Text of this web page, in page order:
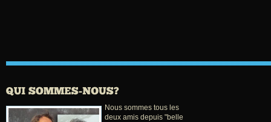
Nous sommes tous les
deux amis depuis "belle